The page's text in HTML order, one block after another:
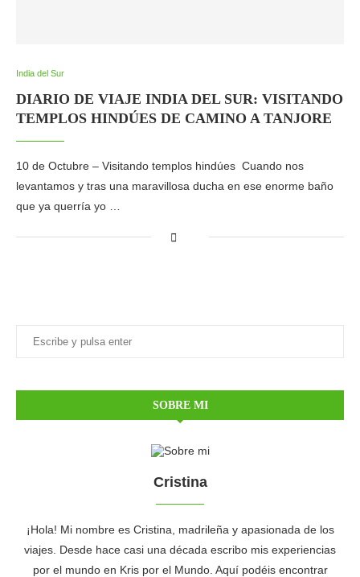
India del Sur
DIARIO DE VIAJE INDIA DEL SUR: VISITANDO
TEMPLOS HINDÚES DE CAMINO A TANJORE
10 de Octubre – Visitando templos hindúes Cuando nos
levantamos y tras una maravillosa ducha en ese enorme baño
que ya querría yo …
SOBRE MI
Cristina
¡Hola! Mi nombre es Cristina, madrileña y apasionada de los
viajes. Desde hace casi una década escribo mis experiencias
por el mundo en Kris por el Mundo. Aquí podéis encontrar